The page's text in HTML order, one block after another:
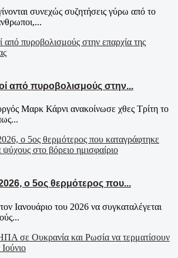
συνεχώς συζητήσεις γύρω από το
από πυροβολισμούς στην...
Μαρκ Κάρνι ανακοίνωσε χθες Τρίτη το
ο 5ος θερμότερος που...
Ιανουάριο του 2026 να συγκαταλέγεται